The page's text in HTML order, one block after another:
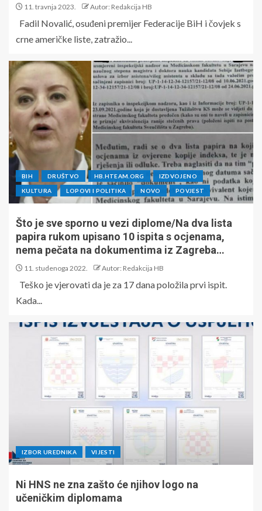
11. travnja 2023. Autor: Redakcija HB
Fadil Novalić, osuđeni premijer Federacije BiH i čovjek s
crne američke liste, zatražio...
BIH DRUŠTVO HB.HTEAM.ORG IZDVOJENO
KULTURA LOPOVI I POLITIKA NOVO POVJEST
Što je sve sporno u vezi diplome/Na dva lista
papira rukom upisano 10 ispita s ocjenama,
nema pečata na dokumentima iz Zagreba…
11. studenoga 2022. Autor: Redakcija HB
Teško je vjerovati da je za 17 dana položila prvi ispit.
Kada...
IZBOR UREDNIKA VIJESTI
Ni HNS ne zna zašto će njihov logo na
učeničkim diplomama